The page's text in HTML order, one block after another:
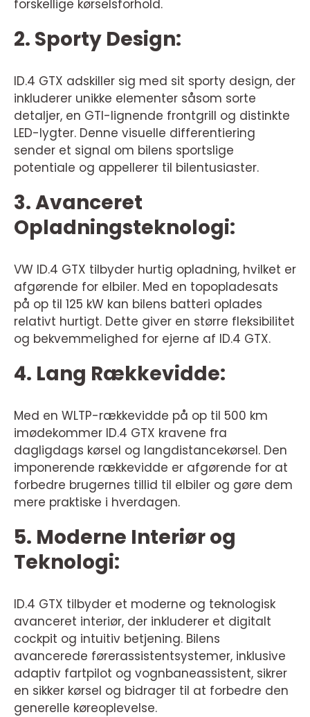
forskellige kørselsforhold.
2. Sporty Design:
ID.4 GTX adskiller sig med sit sporty design, der
inkluderer unikke elementer såsom sorte
detaljer, en GTI-lignende frontgrill og distinkte
LED-lygter. Denne visuelle differentiering
sender et signal om bilens sportslige
potentiale og appellerer til bilentusiaster.
3. Avanceret
Opladningsteknologi:
VW ID.4 GTX tilbyder hurtig opladning, hvilket er
afgørende for elbiler. Med en topopladesats
på op til 125 kW kan bilens batteri oplades
relativt hurtigt. Dette giver en større fleksibilitet
og bekvemmelighed for ejerne af ID.4 GTX.
4. Lang Rækkevidde:
Med en WLTP-rækkevidde på op til 500 km
imødekommer ID.4 GTX kravene fra
dagligdags kørsel og langdistancekørsel. Den
imponerende rækkevidde er afgørende for at
forbedre brugernes tillid til elbiler og gøre dem
mere praktiske i hverdagen.
5. Moderne Interiør og
Teknologi:
ID.4 GTX tilbyder et moderne og teknologisk
avanceret interiør, der inkluderer et digitalt
cockpit og intuitiv betjening. Bilens
avancerede førerassistentsystemer, inklusive
adaptiv fartpilot og vognbaneassistent, sikrer
en sikker kørsel og bidrager til at forbedre den
generelle køreoplevelse.